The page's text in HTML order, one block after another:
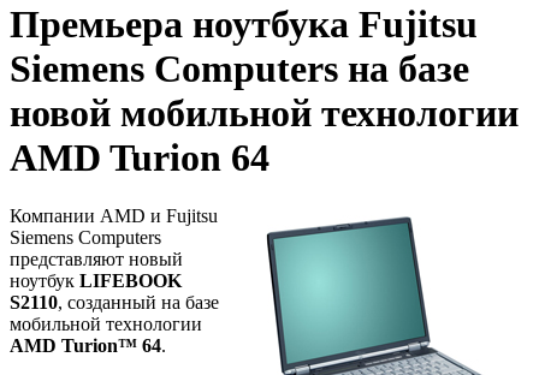
Премьера ноутбука Fujitsu
Siemens Computers на базе
новой мобильной технологии
AMD Turion 64
Компании AMD и Fujitsu
Siemens Computers
представляют новый
ноутбук LIFEBOOK
S2110, созданный на базе
мобильной технологии
AMD Turion™ 64.